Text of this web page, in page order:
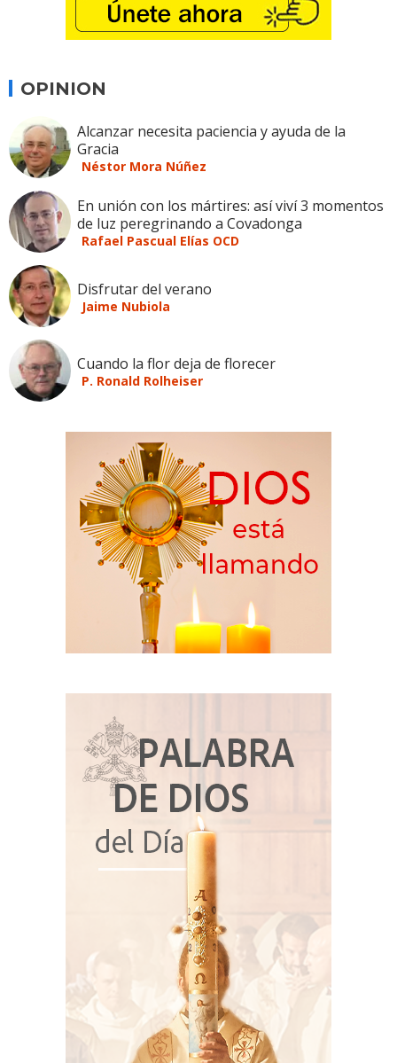
OPINION
Alcanzar necesita paciencia y ayuda de la
Gracia
Néstor Mora Núñez
En unión con los mártires: así viví 3 momentos
de luz peregrinando a Covadonga
Rafael Pascual Elías OCD
Disfrutar del verano
Jaime Nubiola
Cuando la flor deja de florecer
P. Ronald Rolheiser